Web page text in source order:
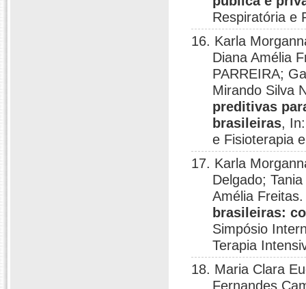
Respiratória e
16. Karla
Diana Amélia
PARREIRA;
Mirando Silva
preditivas
brasileiras,
e Fisioterapia
17. Karla
Delgado;
Amélia
brasileiras:
Simpósio
Terapia
18. Maria Clara
Fernandes